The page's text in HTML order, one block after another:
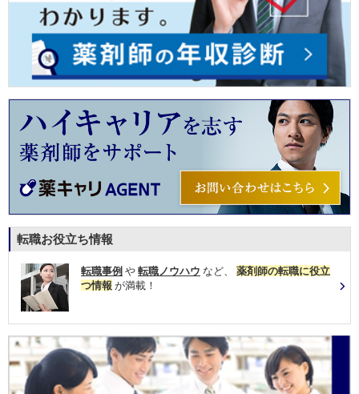
転職お役立ち情報
転職事例 や 転職ノウハウ など、 薬剤師の転職に役立
つ情報 が満載！